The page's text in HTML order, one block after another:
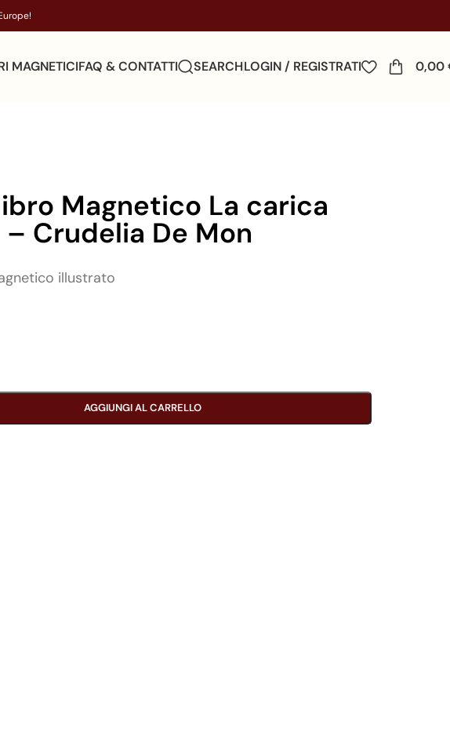
MAGNETICIFAQ & CONTATTI SEARCHLOGIN / REGISTRATI 0,00
Magnetico La carica
– Crudelia De Mon
illustrato
AGGIUNGI AL CARRELLO